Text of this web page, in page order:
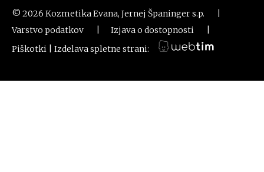
© 2026 Kozmetika Evana, Jernej Španinger s.p.
Varstvo podatkov
Izjava o dostopnosti
Piškotki
Izdelava spletne strani: